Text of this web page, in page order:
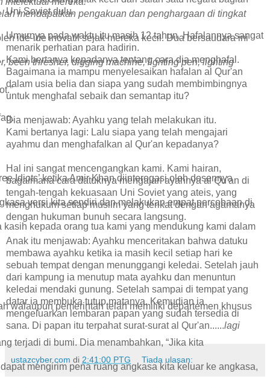
Uni Soviet dulu.
Umurnya pada waktu itu masih 12 tahun. Hafalannya sangat
menarik perhatian para hadirin.
Kami bertanya kepadanya tentang cara dia menghafal.
Bagaimana ia mampu menyelesaikan hafalan al Qur'an
dalam usia belia dan siapa yang sudah membimbingnya
untuk menghafal sebaik dan semantap itu?
Dia menjawab: Ayahku yang telah melakukan itu.
Kami bertanya lagi: Lalu siapa yang telah mengajari
ayahmu dan menghafalkan al Qur'an kepadanya?
Hal ini sangat mencengangkan kami. Kami hairan,
bagaimana cara datuknya mengajari ayahnya al Qu'an di
tengah-tengah kekuasaan Uni Soviet yang ateis, yang
menghukum setiap muslim yang terikat dengan agamanya
dengan hukuman bunuh secara langsung.
Anak itu menjawab: Ayahku menceritakan bahwa datuku
membawa ayahku ketika ia masih kecil setiap hari ke
sebuah tempat dengan menunggangi keledai. Setelah jauh
dari kampung ia menutup mata ayahku dan menuntun
keledai mendaki gunung. Setelah sampai di tempat yang
datar ia membuka tutup matanya. Kemudian ia
mengeluarkan lembaran papan yang sudah tersedia di
sana. Di papan itu terpahat surat-surat al Qur'an......lagi
ustazcyber.com di 2:41:00 PTG Tiada ulasan:
mendapatkan pengakuan dan penghargaan di tingkat
ide-ide inovatif sejak mereka kecil. Dua bersaudara ini
been thresher, digging machine, lighting pen, lighting
Idiots’ ketika Amir Khan diinterogasi oleh dosennya
versi kita sendiri dan melakukan empat percobaan di
kepada orang tua kami yang mendukung kami dalam
walaupun pemerintah telah memiliki departemen khusus
terjadi di bumi. Dia menambahkan, “Jika kita
mengirim pena ruang angkasa kita keluar ke angkasa,